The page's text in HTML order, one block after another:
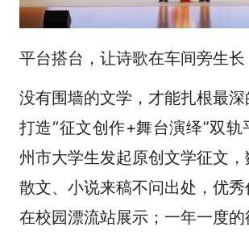
平台搭台，让诗歌在车间旁生长
没有围墙的文学，才能扎根最
打造“征文创作+舞台演绎”双
州市大学生发起原创文学征文，
散文、小说来稿不问出处，优
在校园漂流站展示；一年一度